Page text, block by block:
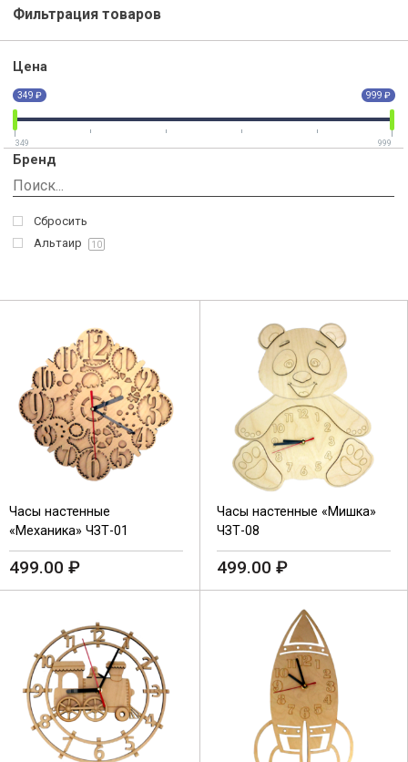
Фильтрация товаров
Цена
349 ₽ 999 ₽
349 999
Бренд
Сбросить
Альтаир
10
Часы настенные
«Механика» ЧЗТ-01
499.00 ₽
Часы настенные «Мишка»
ЧЗТ-08
499.00 ₽